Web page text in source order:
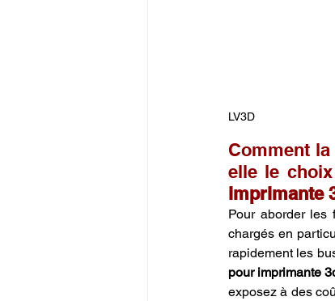
LV3D
Comment
elle le
imprimante
Pour aborder les
chargés en
rapidement les
pour imprimante
exposez à des